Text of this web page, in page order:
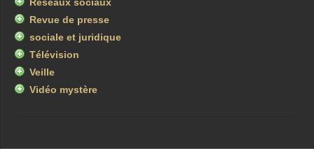
Revue de presse
sociale et juridique
Télévision
Veille
Vidéo mystère